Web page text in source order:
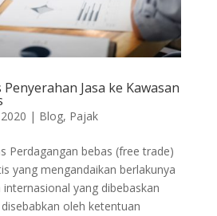
Jasa ke Kawasan
| Blog, Pajak
Perdagangan bebas (free trade)
yang mengandaikan berlakunya
yang dibebaskan
oleh ketentuan